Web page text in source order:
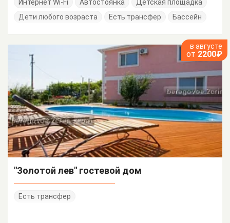
Интернет Wi-Fi Автостоянка
Детская площадка
Дети любого возраста
Есть трансфер Бассейн
в августе
от 2200₽
"Золотой лев" гостевой дом
Есть трансфер